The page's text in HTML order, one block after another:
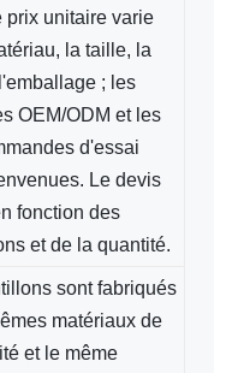
prix unitaire varie
la taille, la
; les
OEM/ODM et les
d'essai
Le devis
fonction des
et de la quantité.
sont fabriqués
matériaux de
et le même